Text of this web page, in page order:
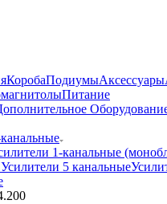
КоробаПодиумыАксессуары
Питание
1-канальные
Усилители 5 канальные